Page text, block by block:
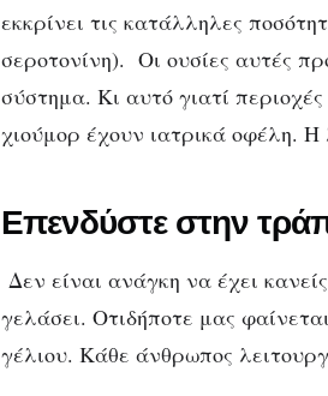
εκκρίνει τις κατάλληλες
σεροτονίνη). Οι ουσίες αυτές
σύστημα. Κι αυτό γιατί
χιούμορ έχουν ιατρικά οφέλη.
Επενδύστε στην
Δεν είναι ανάγκη να έχει
γελάσει. Οτιδήποτε μας
γέλιου. Κάθε άνθρωπος